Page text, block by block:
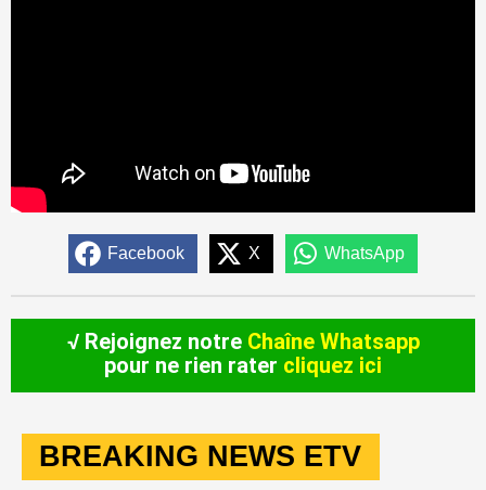
Facebook X WhatsApp
√ Rejoignez notre Chaîne Whatsapp
pour ne rien rater cliquez ici
BREAKING NEWS ETV